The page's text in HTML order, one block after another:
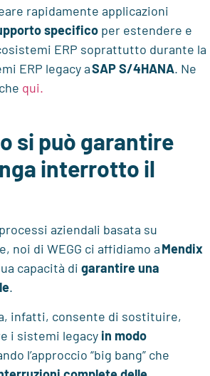
rapidamente applicazioni
specifico per estendere e
ERP soprattutto durante la
ERP legacy aSAP S/4HANA. Ne
qui.
si può garantire
interrotto il
aziendali basata su
noi di WEGG ci affidiamo aMendix
capacità di garantire una
.
infatti, consente di sostituire,
i sistemi legacy in modo
l’approccio “big bang” che